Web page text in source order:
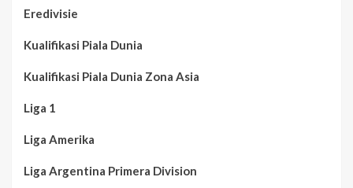
Eredivisie
Kualifikasi Piala Dunia
Kualifikasi Piala Dunia Zona Asia
Liga 1
Liga Amerika
Liga Argentina Primera Division